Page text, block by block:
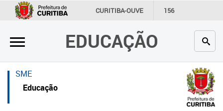
CURITIBA-OUVE 156
INFORMAÇÃO SECRETARIAS
EDUCAÇÃO
×
Inicial
Secretaria
Profissionais da educação
×
Inicial
Inicial
Secretaria
SME
Educação